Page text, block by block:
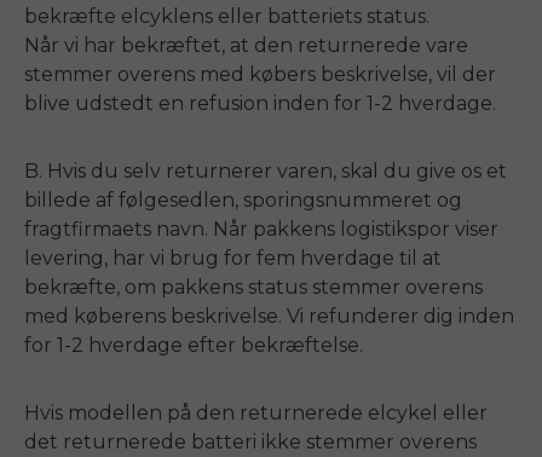
bekræfte elcyklens eller batteriets status.
Når vi har bekræftet, at den returnerede vare
stemmer overens med købers beskrivelse, vil der
blive udstedt en refusion inden for 1-2 hverdage.
B. Hvis du selv returnerer varen, skal du give os et
billede af følgesedlen, sporingsnummeret og
fragtfirmaets navn. Når pakkens logistikspor viser
levering, har vi brug for fem hverdage til at
bekræfte, om pakkens status stemmer overens
med køberens beskrivelse. Vi refunderer dig inden
for 1-2 hverdage efter bekræftelse.
Hvis modellen på den returnerede elcykel eller
det returnerede batteri ikke stemmer overens